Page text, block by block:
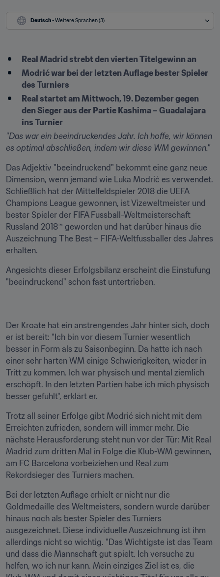
Deutsch - Weitere Sprachen (3)
Real Madrid strebt den vierten Titelgewinn an
Modrić war bei der letzten Auflage bester Spieler
des Turniers
Real startet am Mittwoch, 19. Dezember gegen
den Sieger aus der Partie Kashima – Guadalajara
ins Turnier
"Das war ein beeindruckendes Jahr. Ich hoffe, wir können
es optimal abschließen, indem wir diese WM gewinnen."
Das Adjektiv "beeindruckend" bekommt eine ganz neue
Dimension, wenn jemand wie Luka Modrić es verwendet.
Schließlich hat der Mittelfeldspieler 2018 die UEFA
Champions League gewonnen, ist Vizeweltmeister und
bester Spieler der FIFA Fussball-Weltmeisterschaft
Russland 2018™ geworden und hat darüber hinaus die
Auszeichnung The Best – FIFA-Weltfussballer des Jahres
erhalten.
Angesichts dieser Erfolgsbilanz erscheint die Einstufung
"beeindruckend" schon fast untertrieben.
Der Kroate hat ein anstrengendes Jahr hinter sich, doch
er ist bereit: "Ich bin vor diesem Turnier wesentlich
besser in Form als zu Saisonbeginn. Da hatte ich nach
einer sehr harten WM einige Schwierigkeiten, wieder in
Tritt zu kommen. Ich war physisch und mental ziemlich
erschöpft. In den letzten Partien habe ich mich physisch
besser gefühlt", erklärt er.
Trotz all seiner Erfolge gibt Modrić sich nicht mit dem
Erreichten zufrieden, sondern will immer mehr. Die
nächste Herausforderung steht nun vor der Tür: Mit Real
Madrid zum dritten Mal in Folge die Klub-WM gewinnen,
am FC Barcelona vorbeiziehen und Real zum
Rekordsieger des Turniers machen.
Bei der letzten Auflage erhielt er nicht nur die
Goldmedaille des Weltmeisters, sondern wurde darüber
hinaus noch als bester Spieler des Turniers
ausgezeichnet. Diese individuelle Auszeichnung ist ihm
allerdings nicht so wichtig. "Das Wichtigste ist das Team
und dass die Mannschaft gut spielt. Ich versuche zu
helfen, wo ich nur kann. Mein einziges Ziel ist es, die